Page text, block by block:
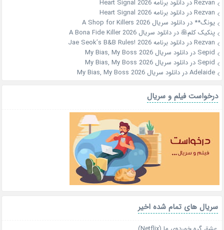
Rezvanدردانلود برنامه Heart Signal 2026
Rezvanدردانلود برنامه Heart Signal 2026
یونگ** دردانلود سریال A Shop for Killers 2026
پنکیک کلم🥞دردانلود سریال A Bona Fide Killer 2026
Rezvanدردانلود برنامه Jae Seok’s B&B Rules! 2026
Sepid دردانلود سریال My Bias, My Boss 2026
Sepid دردانلود سریال My Bias, My Boss 2026
Adelaideدردانلود سریال My Bias, My Boss 2026
درخواست فیلم و سریال
سریال های تمام شده اخیر